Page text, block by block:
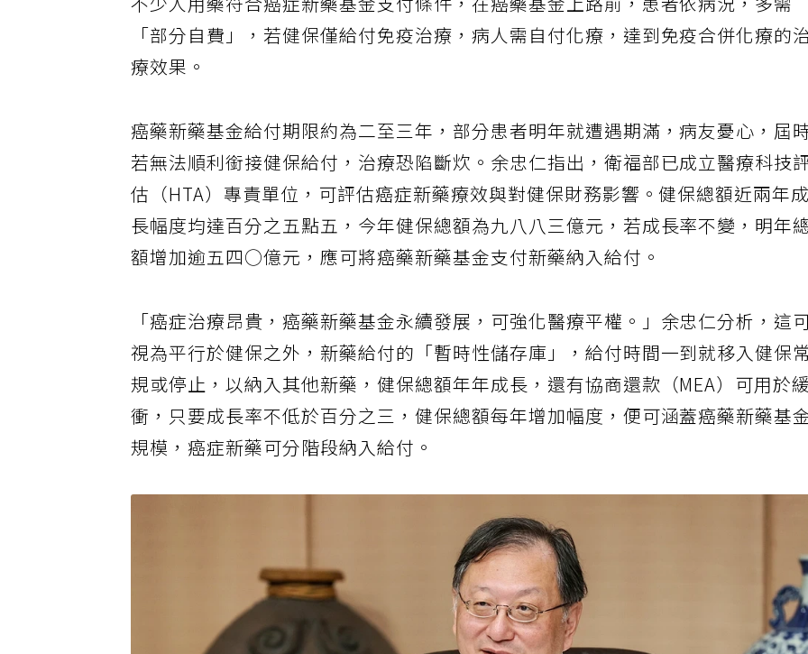
不少人用藥符合癌症新藥基金支付條件，在癌藥基金上路前，患者依病況，多需
「部分自費」，若健保僅給付免疫治療，病人需自付化療，達到免疫合併化療的
療效果。
癌藥新藥基金給付期限約為二至三年，部分患者明年就遭遇期滿，病友憂心，屆
若無法順利銜接健保給付，治療恐陷斷炊。余忠仁指出，衛福部已成立醫療科技
估（HTA）專責單位，可評估癌症新藥療效與對健保財務影響。健保總額近兩年
長幅度均達百分之五點五，今年健保總額為九八八三億元，若成長率不變，明年
額增加逾五四○億元，應可將癌藥新藥基金支付新藥納入給付。
「癌症治療昂貴，癌藥新藥基金永續發展，可強化醫療平權。」余忠仁分析，這
視為平行於健保之外，新藥給付的「暫時性儲存庫」，給付時間一到就移入健保
規或停止，以納入其他新藥，健保總額年年成長，還有協商還款（MEA）可用於
衝，只要成長率不低於百分之三，健保總額每年增加幅度，便可涵蓋癌藥新藥基
規模，癌症新藥可分階段納入給付。